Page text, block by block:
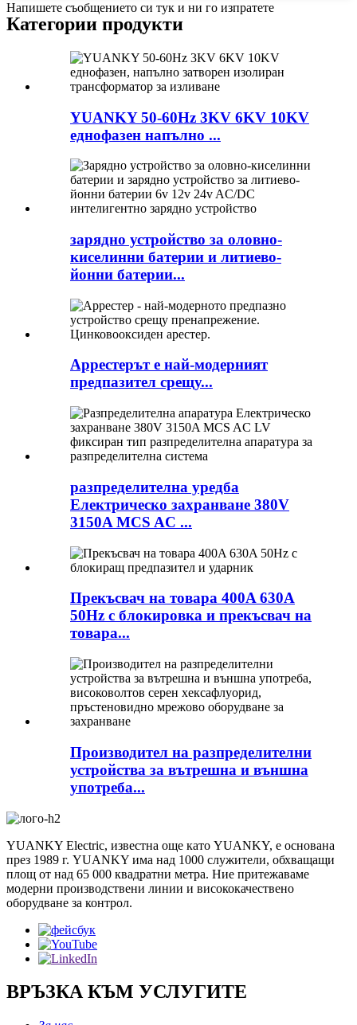
Напишете съобщението си тук и ни го изпратете
Категории продукти
YUANKY 50-60Hz 3KV 6KV 10KV
еднофазен напълно ...
зарядно устройство за оловно-
киселинни батерии и литиево-
йонни батерии...
Аррестерът е най-модерният
предпазител срещу...
разпределителна уредба
Електрическо захранване 380V
3150A MCS AC ...
Прекъсвач на товара 400A 630A
50Hz с блокировка и прекъсвач на
товара...
Производител на разпределителни
устройства за вътрешна и външна
употреба...
YUANKY Electric, известна още като YUANKY, е основана
през 1989 г. YUANKY има над 1000 служители, обхващащи
площ от над 65 000 квадратни метра. Ние притежаваме
модерни производствени линии и висококачествено
оборудване за контрол.
ВРЪЗКА КЪМ УСЛУГИТЕ